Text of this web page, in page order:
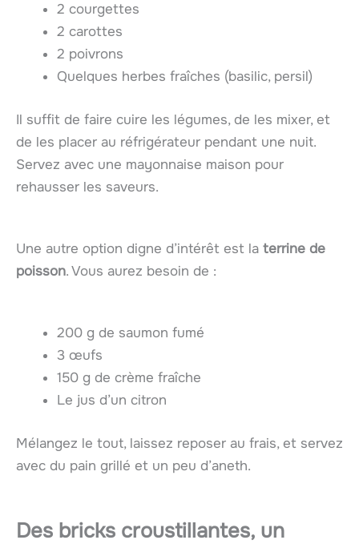
2 courgettes
2 carottes
2 poivrons
Quelques herbes fraîches (basilic, persil)
Il suffit de faire cuire les légumes, de les mixer, et
de les placer au réfrigérateur pendant une nuit.
Servez avec une mayonnaise maison pour
rehausser les saveurs.
Une autre option digne d’intérêt est la terrine de
poisson. Vous aurez besoin de :
200 g de saumon fumé
3 œufs
150 g de crème fraîche
Le jus d’un citron
Mélangez le tout, laissez reposer au frais, et servez
avec du pain grillé et un peu d’aneth.
Des bricks croustillantes, un